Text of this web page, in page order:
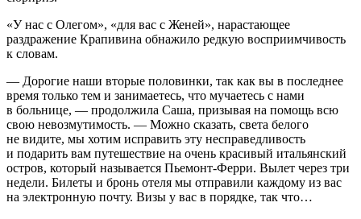
«У нас с Олегом», «для вас с Женей», нарастающее
раздражение Крапивина обнажило редкую восприимчивость
к словам.
— Дорогие наши вторые половинки, так как вы в последнее
время только тем и занимаетесь, что мучаетесь с нами
в больнице, — продолжила Саша, призывая на помощь всю
свою невозмутимость. — Можно сказать, света белого
не видите, мы хотим исправить эту несправедливость
и подарить вам путешествие на очень красивый итальянский
остров, который называется Пьемонт-Ферри. Вылет через три
недели. Билеты и бронь отеля мы отправили каждому из вас
на электронную почту. Визы у вас в порядке, так что…